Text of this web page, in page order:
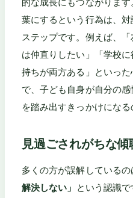
葉にするという行為は、
ステップです。例えば、
は仲直りしたい」「学校
持ちが両方ある」といっ
で、子ども自身が自分の
を踏み出すきっかけになる
見過ごされがちな
多くの方が誤解しているの
解決しない」 という認識